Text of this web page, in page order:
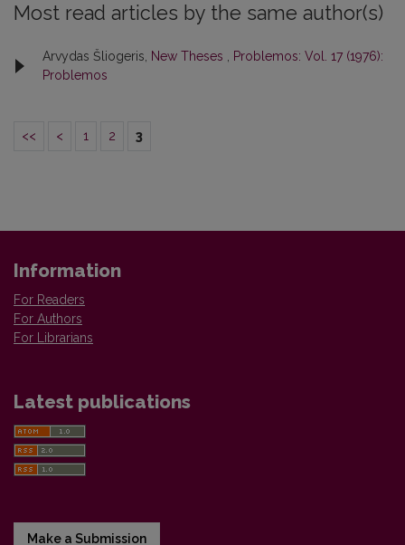
Most read articles by the same author(s)
Arvydas Šliogeris, New Theses
Problemos: Vol. 17 (1976):
Problemos
<< < 1 2 3
Information
For Readers
For Authors
For Librarians
Latest publications
Make a Submission